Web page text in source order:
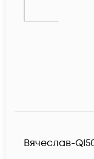
Вячеслав-